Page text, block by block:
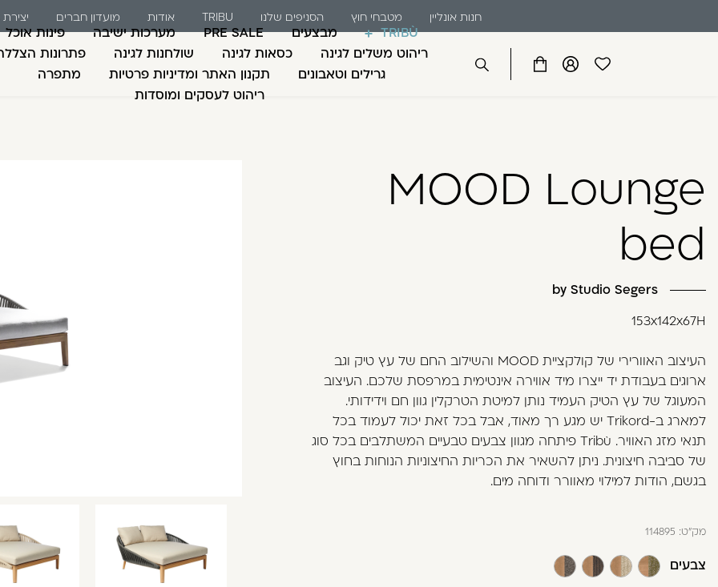
לֵב:
לִנְגִישׁוּת
הָאֲתָר.
לְחַץ
Control-
לְהַתְאָמַת
לְעִוְורִים
בְּתוֹכְנַת
קוֹרֵא־מָסָךְ;
לְחַץ
Control-
F10
לִפְתִיחַת
תַּפְרִיט
חנות אונליין מטבחי חוץ הסניפים שלנו TRIBU אודות מועדון חברים
פתיחתפתיחתפתיחת
TRIBÙ מבצעים PRE SALE מערכות ישיבה
פינות אוכל
ריהוט משלים לגינה
כסאות לגינה שולחנות לגינה
פתרונות
גרילים וטאבונים
תקנון האתר ומדיניות פרטיות
מתפרה
ריהוט לעסקים ומוסדות
MOOD Lounge
bed
by Studio Segers
153x142x67H
העיצוב האוורירי של קולקציית MOOD והשילוב החם של עץ טיק וגב
ארוגים בעבודת יד ייצרו מיד אווירה אינטימית במרפסת שלכם. העיצוב
המעוגל של עץ הטיק העמיד נותן למיטת הטרקלין גוון חם וידידותי.
למארג ב-Trikord יש מגע רך מאוד, אבל בכל זאת יכול לעמוד בכל
תנאי מזג האוויר. Tribù פיתחה מגוון צבעים טבעיים המשתלבים בכל סוג
של סביבה חיצונית. ניתן להשאיר את הכריות החיצוניות הנוחות בחוץ
בגשם, הודות למילוי מאוורר ודוחה מים.
מק"ט: 114895
צבעים